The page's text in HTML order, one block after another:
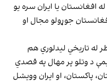
افغانستان يا ايران سره يو
جوړولو مجال او
له تاریخي لیدلوري هم
د وتلو پر مهال په قصدي
پاکستان، او ایران وویشل